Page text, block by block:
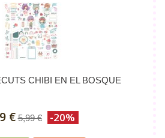
CHIBI EN EL BOSQUE
€ 5,99 € -20%